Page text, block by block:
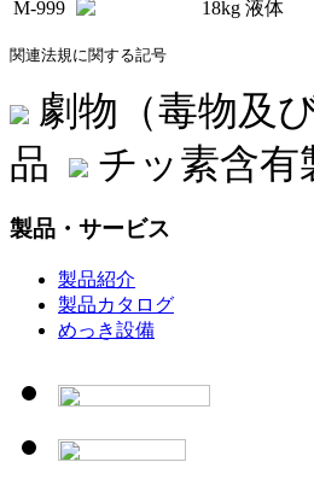
M-999
18kg 液体
関連法規に関する記号
劇物（毒物及
品
チッ素含有
製品・サービス
製品紹介
製品カタログ
めっき設備